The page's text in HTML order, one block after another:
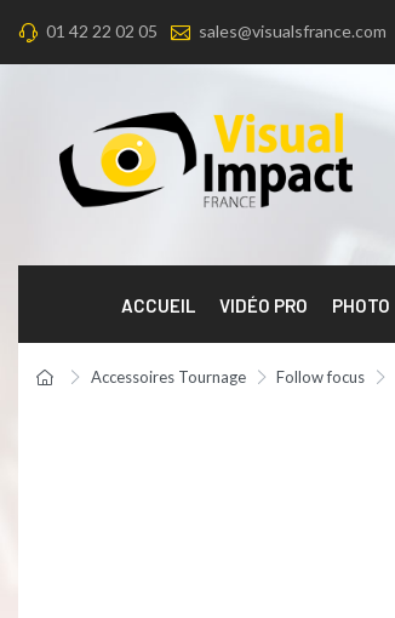
01 42 22 02 05 sales@visualsfrance.com
ACCUEIL VIDÉO PRO PHOTO
Accessoires Tournage Follow focus